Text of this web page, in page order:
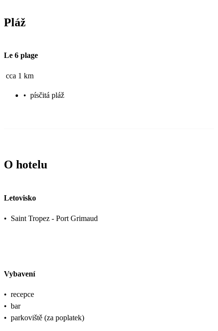
Pláž
Le 6 plage
cca 1 km
• písčitá pláž
O hotelu
Letovisko
• Saint Tropez - Port Grimaud
Vybavení
• recepce
• bar
• parkoviště (za poplatek)